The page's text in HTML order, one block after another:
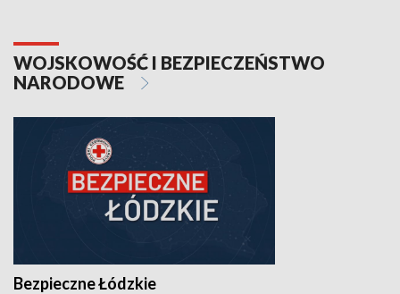
WOJSKOWOŚĆ I BEZPIECZEŃSTWO
NARODOWE
Bezpieczne Łódzkie